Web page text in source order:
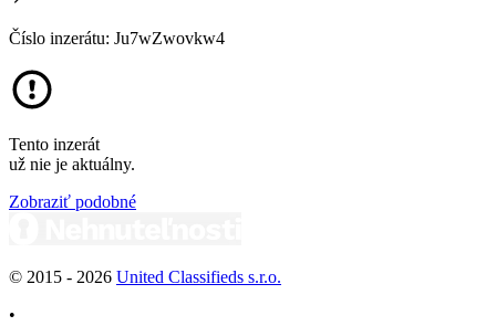
Číslo inzerátu: Ju7wZwovkw4
Tento inzerát
už nie je aktuálny.
Zobraziť podobné
© 2015 - 2026 United Classifieds s.r.o.
•